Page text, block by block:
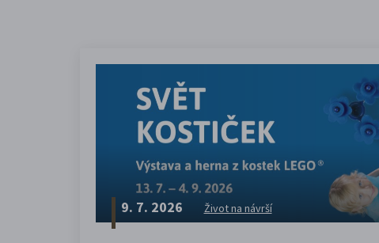
9. 7. 2026 Život na návrší